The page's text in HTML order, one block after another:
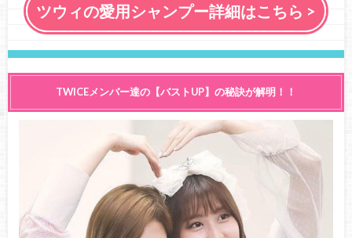
ツウィの愛用シャンプー詳細はこちら >
TWICEメンバー達の【バストUP】の秘訣が解明！！